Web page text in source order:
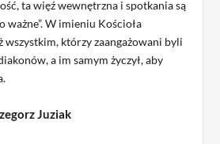
ta więź wewnętrzna i spotkania są
ważne”. W imieniu Kościoła
wszystkim, którzy zaangażowani byli
a im samym życzył, aby
Juziak